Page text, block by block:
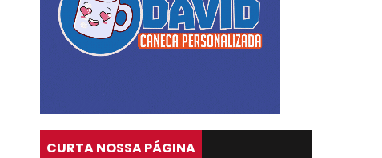
CURTA NOSSA PÁGINA